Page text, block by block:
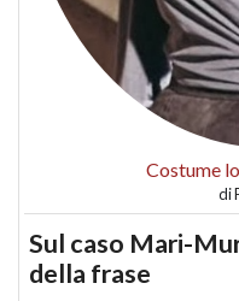
Costume
di
Sul caso Mari-
della frase